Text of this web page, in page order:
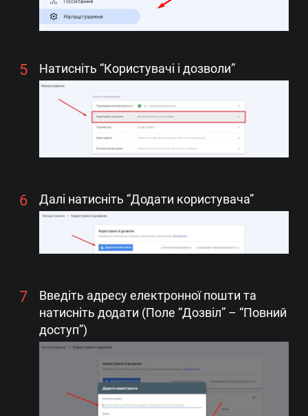
Натисніть “Користувачі і дозволи”
Далі натисніть “Додати користувача”
Введіть адресу електронної пошти та
натисніть додати (Поле “Дозвіл” – “Повний
доступ”)